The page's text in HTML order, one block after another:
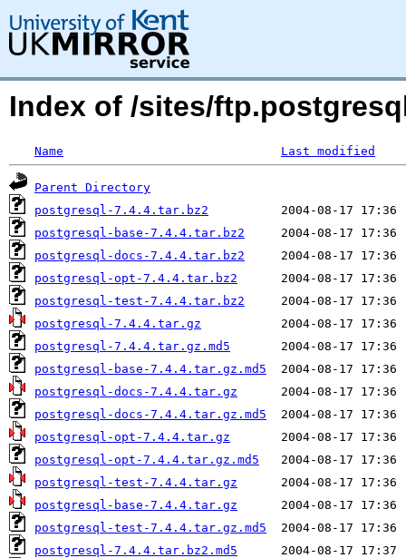
Index of /sites/
Name Last modified
Parent Directory
postgresql-7.4.4.tar.bz2
postgresql-base-7.4.4.tar.bz2
postgresql-docs-7.4.4.tar.bz2
postgresql-opt-7.4.4.tar.bz2
postgresql-test-7.4.4.tar.bz2
postgresql-7.4.4.tar.gz
postgresql-7.4.4.tar.gz.md5
postgresql-base-7.4.4.tar.gz.md5
postgresql-docs-7.4.4.tar.gz
postgresql-docs-7.4.4.tar.gz.md5
postgresql-opt-7.4.4.tar.gz
postgresql-opt-7.4.4.tar.gz.md5
postgresql-test-7.4.4.tar.gz
postgresql-base-7.4.4.tar.gz
postgresql-test-7.4.4.tar.gz.md5
postgresql-7.4.4.tar.bz2.md5